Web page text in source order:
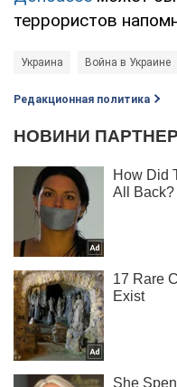
террористов
Украина Война в Украине
Редакционная политика